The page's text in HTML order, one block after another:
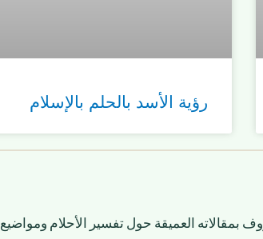
رؤية الأسد بالحلم بالإسلام
بمقالاته العميقة حول تفسير الأحلام ومواضيع